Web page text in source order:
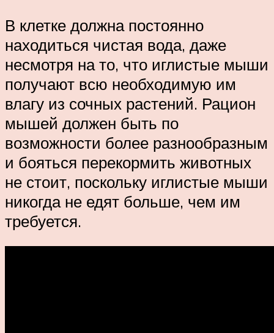
В клетке должна постоянно
находиться чистая вода, даже
несмотря на то, что иглистые мыши
получают всю необходимую им
влагу из сочных растений. Рацион
мышей должен быть по
возможности более разнообразным
и бояться перекормить животных
не стоит, поскольку иглистые мыши
никогда не едят больше, чем им
требуется.